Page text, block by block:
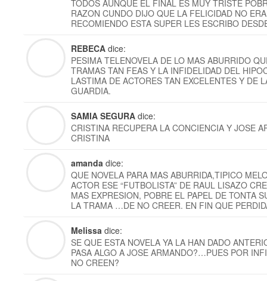
TODOS AUNQUE EL FINAL ES MUY TRISTE
RAZON CUNDO DIJO QUE LA FELICIDAD NO
RECOMIENDO ESTA SUPER LES ESCRIBO
REBECA dice:
PESIMA TELENOVELA DE LO MAS ABURRIDO
TRAMAS TAN FEAS Y LA INFIDELIDAD DEL
LASTIMA DE ACTORES TAN EXCELENTES Y DE
GUARDIA.
SAMIA SEGURA dice:
CRISTINA RECUPERA LA CONCIENCIA Y JOSE
CRISTINA
amanda dice:
QUE NOVELA PARA MAS ABURRIDA,TIPICO
ACTOR ESE “FUTBOLISTA” DE RAUL LISAZO
MAS EXPRESION, POBRE EL PAPEL DE TONTA
LA TRAMA …DE NO CREER. EN FIN QUE
Melissa dice:
SE QUE ESTA NOVELA YA LA HAN DADO
PASA ALGO A JOSE ARMANDO?…PUES POR
NO CREEN?